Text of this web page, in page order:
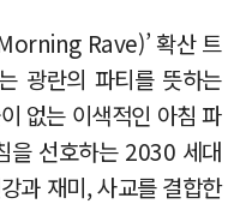
Rave)’ 확산 트
광란의 파티를 뜻하는
없는 이색적인 아침 파
을 선호하는 2030 세대
과 재미, 사교를 결합한